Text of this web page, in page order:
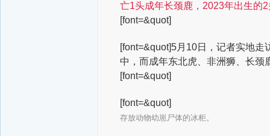
亡1头成年长颈鹿，2023年出生的
[font=&quot]
[font=&quot]5月10日，记者实地
中，而成年东北虎、非洲狮、长
[font=&quot]
[font=&quot]
存放动物幼崽尸体的冰柜。